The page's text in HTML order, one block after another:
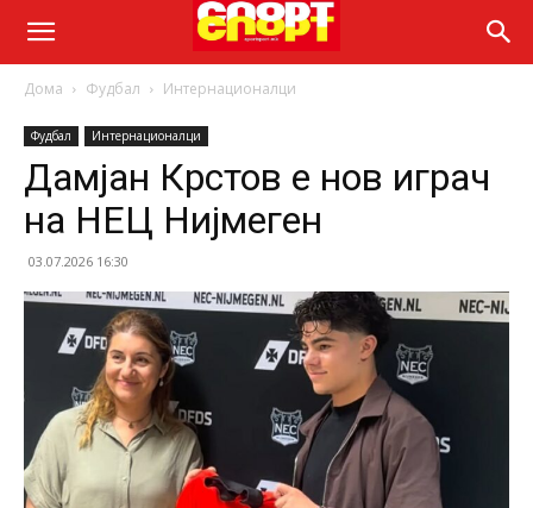
Дома Фудбал Интернационалци
Фудбал Интернационалци
Дамјан Крстов е нов играч
на НЕЦ Нијмеген
03.07.2026 16:30